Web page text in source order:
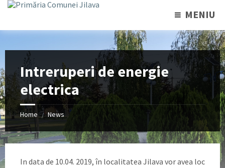
MENIU
Intreruperi de energie
electrica
Home / News
In data de 10.04. 2019, în localitatea Jilava vor avea loc